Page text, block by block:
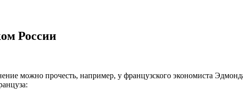
России
можно прочесть, например, у французского экономиста